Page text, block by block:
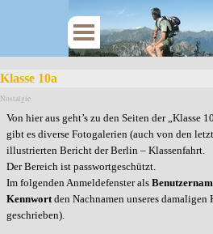
Klasse 10a
Nostalgie
Von hier aus geht’s zu den Seiten der „Klasse
gibt es diverse Fotogalerien (auch von den
illustrierten Bericht der Berlin – Klassenfahrt.
Der Bereich ist passwortgeschützt.
Im folgenden Anmeldefenster als
Kennwortden Nachnamen unseres damaligen
geschrieben).